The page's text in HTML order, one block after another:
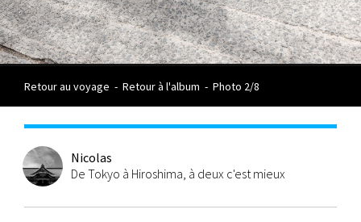
Retour au voyage - Retour à l'album - Photo 2/8
Nicolas
De Tokyo à Hiroshima, à deux c'est mieux